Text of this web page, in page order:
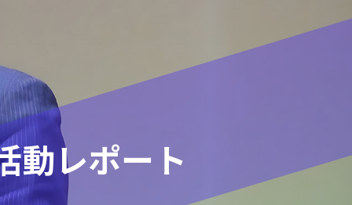
動レポート